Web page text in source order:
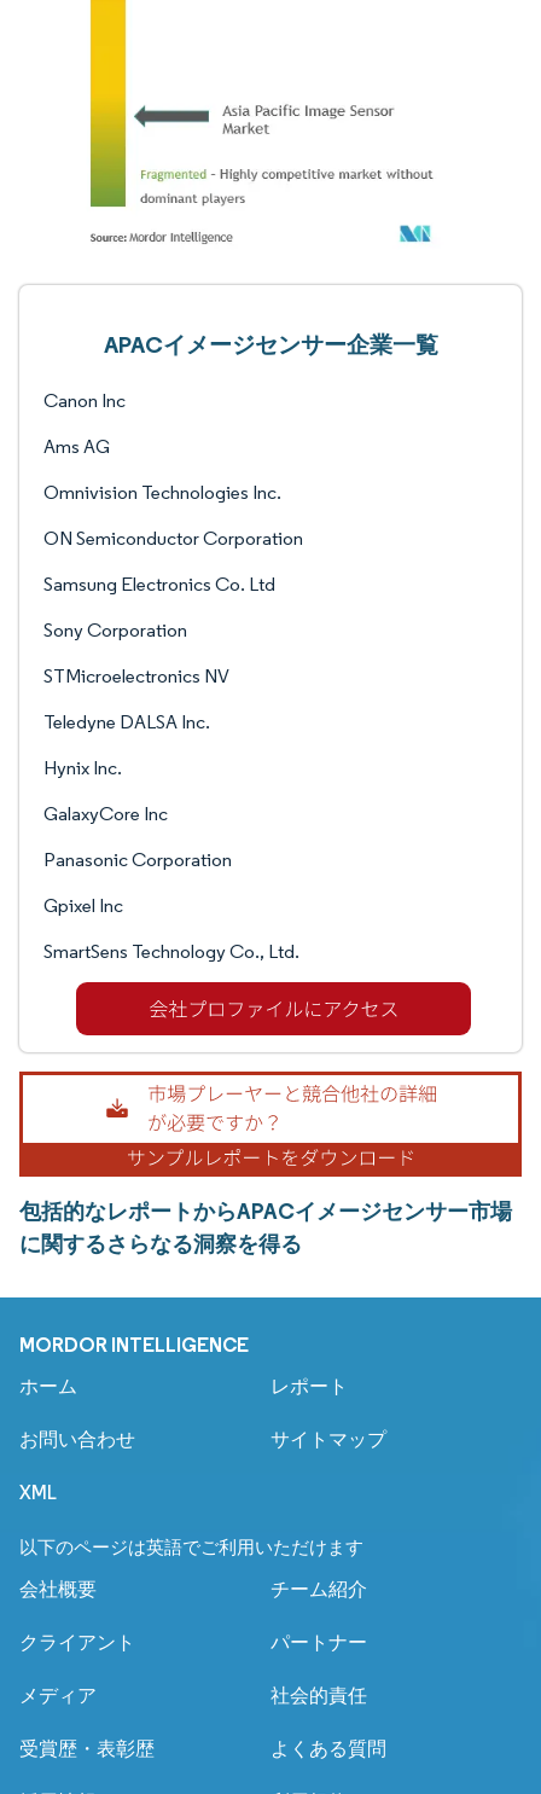
APACイメージセンサー企業一覧
Canon Inc
Ams AG
Omnivision Technologies Inc.
ON Semiconductor Corporation
Samsung Electronics Co. Ltd
Sony Corporation
STMicroelectronics NV
Teledyne DALSA Inc.
Hynix Inc.
GalaxyCore Inc
Panasonic Corporation
Gpixel Inc
SmartSens Technology Co., Ltd.
包括的なレポートからAPACイメージセンサー市場
に関するさらなる洞察を得る
MORDOR INTELLIGENCE
ホーム レポート
お問い合わせ サイトマップ
XML
以下のページは英語でご利用いただけます
会社概要 チーム紹介
クライアント パートナー
メディア 社会的責任
受賞歴・表彰歴 よくある質問